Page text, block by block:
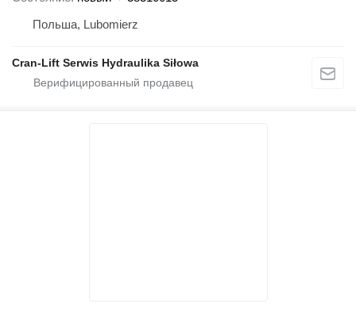
Польша, Lubomierz
Cran-Lift Serwis Hydraulika Siłowa